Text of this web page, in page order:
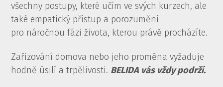
všechny postupy, které učím ve svých kurzech, ale
také empatický přístup a porozumění
pro náročnou fázi života, kterou právě procházíte.
Zařizování domova nebo jeho proměna vyžaduje
hodně úsilí a trpělivosti. BELIDA vás vždy podrží.